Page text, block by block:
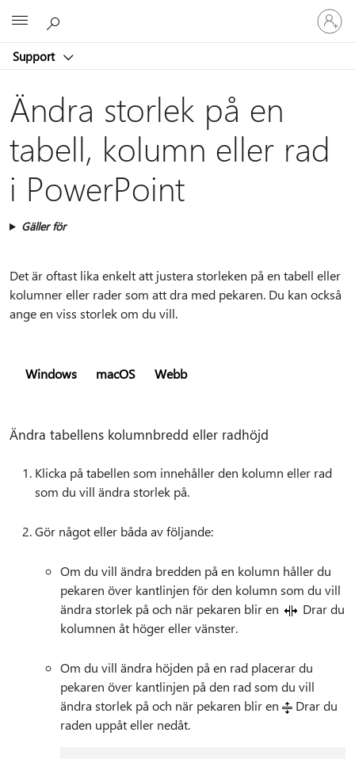
Support
Logga
in
på
konto
Ändra storlek på en
tabell, kolumn eller rad
i PowerPoint
Gäller för
Det är oftast lika enkelt att justera storleken på en tabell eller
kolumner eller rader som att dra med pekaren. Du kan också
ange en viss storlek om du vill.
Windows macOS Webb
Ändra tabellens kolumnbredd eller radhöjd
Klicka på tabellen som innehåller den kolumn eller rad
som du vill ändra storlek på.
Gör något eller båda av följande:
Om du vill ändra bredden på en kolumn håller du
pekaren över kantlinjen för den kolumn som du vill
ändra storlek på och när pekaren blir en
Drar du
kolumnen åt höger eller vänster.
Om du vill ändra höjden på en rad placerar du
pekaren över kantlinjen på den rad som du vill
ändra storlek på och när pekaren blir en
Drar du
raden uppåt eller nedåt.